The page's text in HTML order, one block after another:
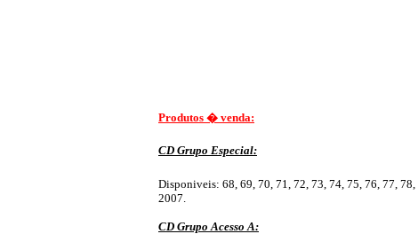
Produtos � venda:
CD Grupo Especial:
Disponiveis: 68, 69, 70, 71, 72, 73, 74, 75, 76, 77,
2007.
CD Grupo Acesso A: